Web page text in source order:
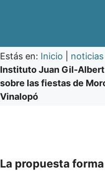
Estás en: Inicio noticias
Instituto Juan Gil-
sobre las fiestas de
Vinalopó
La propuesta